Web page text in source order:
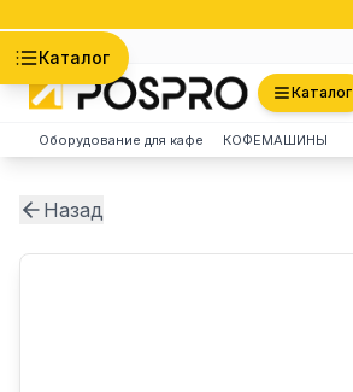
Каталог
Каталог
Оборудование для кафе КОФЕМАШИНЫ
Назад